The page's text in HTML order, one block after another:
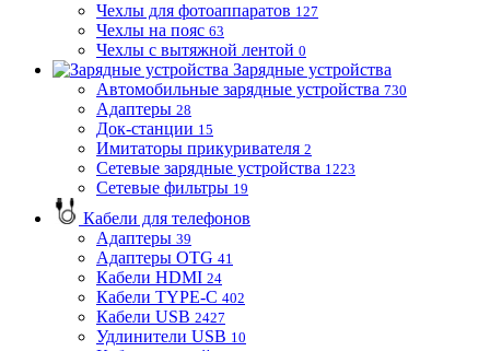
Чехлы для фотоаппаратов 127
Чехлы на пояс 63
Чехлы с вытяжной лентой 0
Зарядные устройства
Автомобильные зарядные устройства 730
Адаптеры 28
Док-станции 15
Имитаторы прикуривателя 2
Сетевые зарядные устройства 1223
Сетевые фильтры 19
Кабели для телефонов
Адаптеры 39
Адаптеры OTG 41
Кабели HDMI 24
Кабели TYPE-C 402
Кабели USB 2427
Удлинители USB 10